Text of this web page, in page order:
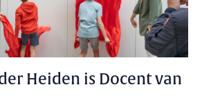
Heiden is Docent van